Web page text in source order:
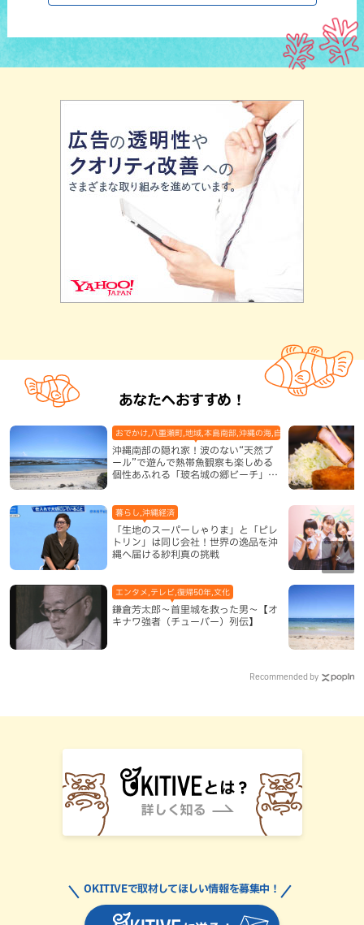
あなたへおすすめ！
沖縄南部の隠れ家！波のない“天然プ
ール”で遊んで熱帯魚観察も楽しめる
個性あふれる「玻名城の郷ビーチ」
おでかけ,八重瀬町,地域,本島南部,沖縄の海,自然
「生地のスーパーしゃりま」と「ピレ
トリン」は同じ会社！世界の逸品を沖
縄へ届ける紗利真の挑戦
暮らし,沖縄経済
鎌倉芳太郎～首里城を救った男～【オ
キナワ強者（チューバー）列伝】
エンタメ,テレビ,復帰50年,文化
Recommended by
OKITIVEで取材してほしい情報を募集中！